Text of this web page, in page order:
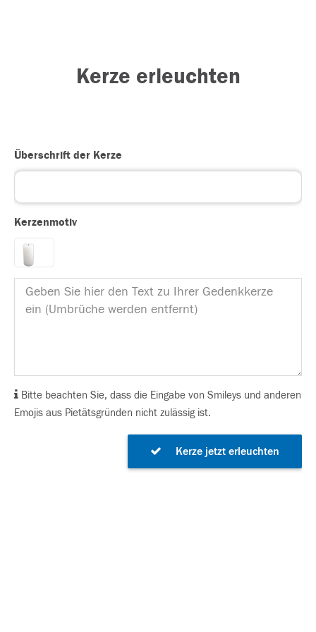
Kerze erleuchten
Überschrift der Kerze
Kerzenmotiv
Bitte beachten Sie, dass die Eingabe von Smileys und anderen
Emojis aus Pietätsgründen nicht zulässig ist.
Kerze jetzt erleuchten